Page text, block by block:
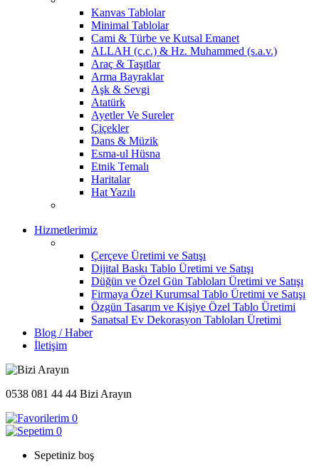
Kanvas Tablolar
Minimal Tablolar
Cami & Türbe ve Kutsal Emanet
ALLAH (c.c.) & Hz. Muhammed (s.a.v.)
Araç & Taşıtlar
Arma Bayraklar
Aşk & Sevgi
Atatürk
Ayetler Ve Sureler
Çiçekler
Dans & Müzik
Esma-ul Hüsna
Etnik Temalı
Haritalar
Hat Yazılı
Hizmetlerimiz
Çerçeve Üretimi ve Satışı
Dijital Baskı Tablo Üretimi ve Satışı
Düğün ve Özel Gün Tabloları Üretimi ve Satışı
Firmaya Özel Kurumsal Tablo Üretimi ve Satışı
Özgün Tasarım ve Kişiye Özel Tablo Üretimi
Sanatsal Ev Dekorasyon Tabloları Üretimi
Blog / Haber
İletişim
0538 081 44 44 Bizi Arayın
0
0
Sepetiniz boş